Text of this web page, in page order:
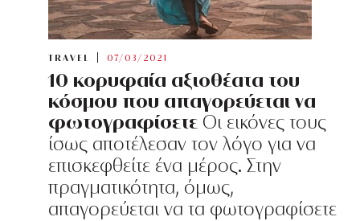
TRAVEL 07/03/2021
10 κορυφαία αξιοθέατα του
κόσμου που απαγορεύεται να
φωτογραφίσετε Οι εικόνες τους
ίσως αποτέλεσαν τον λόγο για να
επισκεφθείτε ένα μέρος. Στην
πραγματικότητα, όμως,
απαγορεύεται να τα φωτογραφίσετε